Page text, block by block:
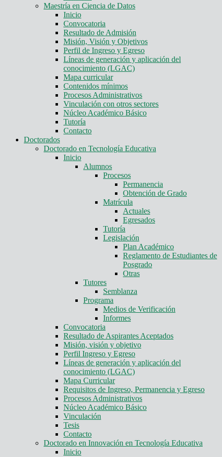
Maestría en Ciencia de Datos
Inicio
Convocatoria
Resultado de Admisión
Misión, Visión y Objetivos
Perfil de Ingreso y Egreso
Líneas de generación y aplicación del
conocimiento (LGAC)
Mapa curricular
Contenidos mínimos
Procesos Administrativos
Vinculación con otros sectores
Núcleo Académico Básico
Tutoría
Contacto
Doctorados
Doctorado en Tecnología Educativa
Inicio
Alumnos
Procesos
Permanencia
Obtención de Grado
Matrícula
Actuales
Egresados
Tutoría
Legislación
Plan Académico
Reglamento de Estudiantes de
Posgrado
Otras
Tutores
Semblanza
Programa
Medios de Verificación
Informes
Convocatoria
Resultado de Aspirantes Aceptados
Misión, visión y objetivo
Perfil Ingreso y Egreso
Líneas de generación y aplicación del
conocimiento (LGAC)
Mapa Curricular
Requisitos de Ingreso, Permanencia y Egreso
Procesos Administrativos
Núcleo Académico Básico
Vinculación
Tesis
Contacto
Doctorado en Innovación en Tecnología Educativa
Inicio